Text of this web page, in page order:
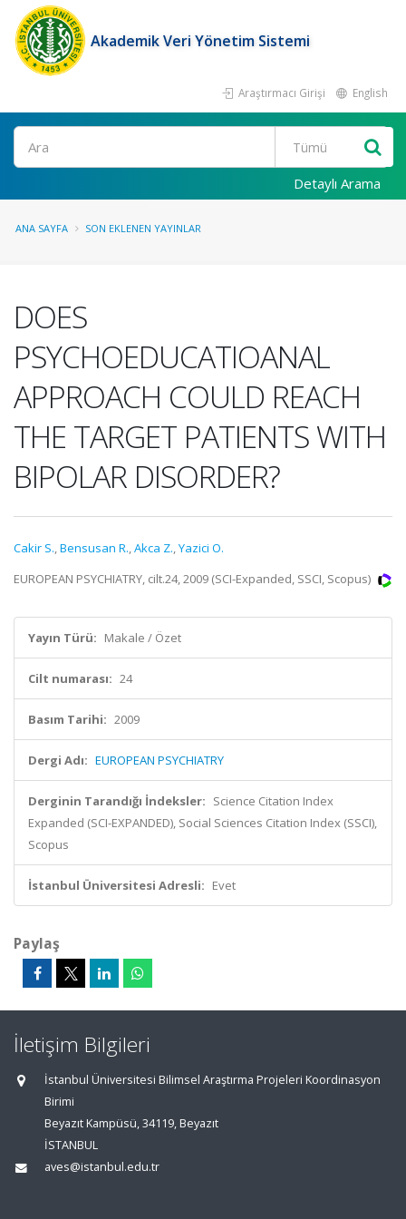
Akademik Veri Yönetim Sistemi
Araştırmacı Girişi English
Ara
Detaylı Arama
ANA SAYFA SON EKLENEN YAYINLAR
DOES
PSYCHOEDUCATIOANAL
APPROACH COULD REACH
THE TARGET PATIENTS WITH
BIPOLAR DISORDER?
Cakir S.,Bensusan R.,Akca Z.,Yazici O.
EUROPEAN PSYCHIATRY, cilt.24, 2009 (SCI-Expanded, SSCI, Scopus)
Yayın Türü: Makale / Özet
Cilt numarası: 24
Basım Tarihi: 2009
Dergi Adı: EUROPEAN PSYCHIATRY
Derginin Tarandığı İndeksler: Science Citation Index
Expanded (SCI-EXPANDED), Social Sciences Citation Index (SSCI),
Scopus
İstanbul Üniversitesi Adresli: Evet
Paylaş
İletişim Bilgileri
İstanbul Üniversitesi Bilimsel Araştırma Projeleri Koordinasyon
Birimi
Beyazıt Kampüsü, 34119, Beyazıt
İSTANBUL
aves@istanbul.edu.tr